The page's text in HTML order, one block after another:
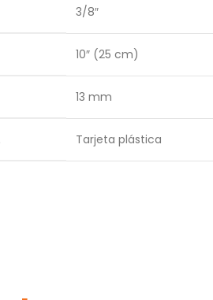
3/8″
10″ (25 cm)
13 mm
Tarjeta plástica